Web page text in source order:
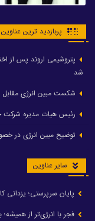
پربازدید ترین عناوین
شد
شکست مبین انرژی
رئیس هیات مدیره شرکت
توضیح مبین انرژی در
سایر عناوین
پایان سرپرستی؛ یزدانی
فجر با انرژی‌تر از